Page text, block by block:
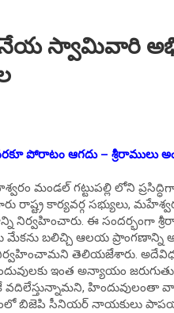
స్వామివారి
పోరాటం ఆగదు – శ్రీరాములు
మండల్ గట్టుపల్లి లోని
గారు రాష్ట్ర కార్యవర్గ సభ్యులు,
నిర్వహించారు. ఈ సందర్భంగా
మేకను బలిచ్చి ఆలయ ప్రాంగణాన్ని
తెలియజేశారు.
ఇంత అన్యాయం
వదిలేస్తున్నామని, హిందువులంతా
బిజెపి సీనియర్ నాయకులు పాపయ్య